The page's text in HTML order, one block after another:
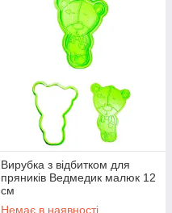
Вирубка з відбитком для
пряників Ведмедик малюк 12
см
Немає в наявності